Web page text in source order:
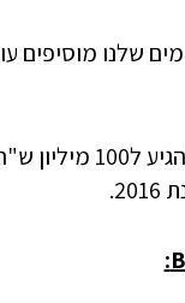
שלנו מוסיפים
היעד שלנו בארץ להגיע
: